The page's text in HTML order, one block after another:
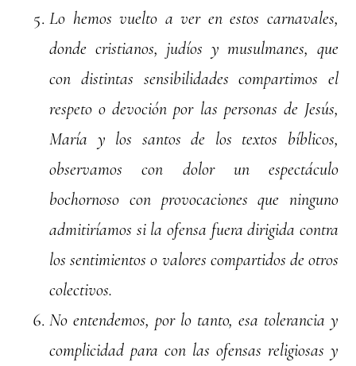
Lo hemos vuelto a ver en estos carnavales,
donde cristianos, judíos y musulmanes, que
con distintas sensibilidades compartimos el
respeto o devoción por las personas de Jesús,
María y los santos de los textos bíblicos,
observamos con dolor un espectáculo
bochornoso con provocaciones que ninguno
admitiríamos si la ofensa fuera dirigida contra
los sentimientos o valores compartidos de otros
colectivos.
No entendemos, por lo tanto, esa tolerancia y
complicidad para con las ofensas religiosas y